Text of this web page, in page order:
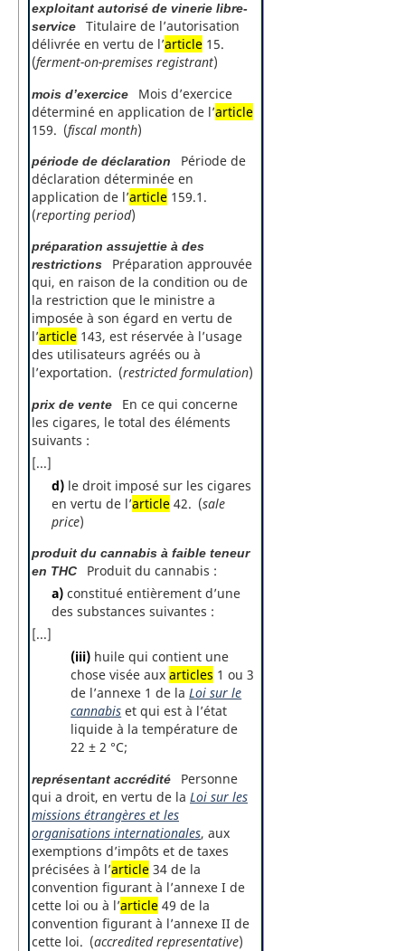
exploitant autorisé de vinerie libre-
service
Titulaire de l’autorisation
délivrée en vertu de l’article 15.
(ferment-on-premises registrant)
mois d’exercice
Mois d’exercice
déterminé en application de l’article
159. (fiscal month)
période de déclaration
Période de
déclaration déterminée en
application de l’article 159.1.
(reporting period)
préparation assujettie à des
restrictions
Préparation approuvée
qui, en raison de la condition ou de
la restriction que le ministre a
imposée à son égard en vertu de
l’article 143, est réservée à l’usage
des utilisateurs agréés ou à
l’exportation. (restricted formulation)
prix de vente
En ce qui concerne
les cigares, le total des éléments
suivants :
[...]
d)le droit imposé sur les cigares
en vertu de l’article42. (sale
price)
produit du cannabis à faible teneur
en THC
Produit du cannabis :
a)constitué entièrement d’une
des substances suivantes :
[...]
(iii) huile qui contient une
chose visée auxarticles 1 ou 3
de l’annexe 1 de laLoi sur le
cannabis et qui est à l’état
liquide à la température de
22 ± 2 °C;
représentant accrédité
Personne
qui a droit, en vertu de la Loi sur les
missions étrangères et les
organisations internationales, aux
exemptions d’impôts et de taxes
précisées à l’article 34 de la
convention figurant à l’annexe I de
cette loi ou à l’article 49 de la
convention figurant à l’annexe II de
cette loi. (accredited representative)